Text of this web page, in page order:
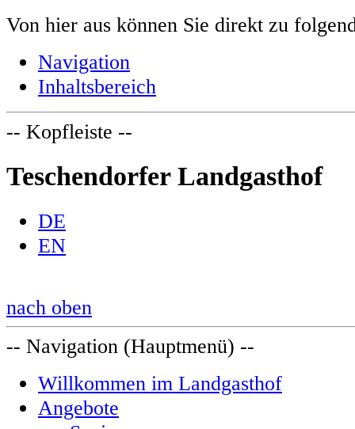
Von hier aus können Sie direkt zu
Navigation
Inhaltsbereich
-- Kopfleiste --
Teschendorfer Landgasthof
DE
EN
nach oben
-- Navigation (Hauptmenü) --
Willkommen im Landgasthof
Angebote